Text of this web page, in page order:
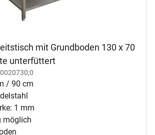
mit Grundboden 130 x 70
unterfüttert
/ 90 cm
1 mm
möglich